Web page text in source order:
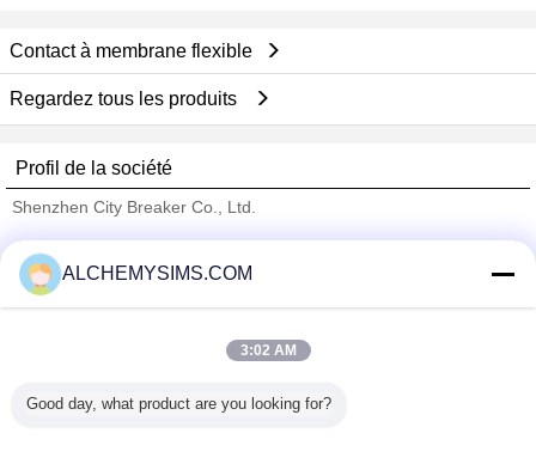
Contact à membrane flexible
Regardez tous les produits
Profil de la société
Shenzhen City Breaker Co., Ltd.
Trust Seal
Verified Suplier
Tous les produits
ALCHEMYSIMS.COM
3:02 AM
Good day, what product are you looking for?